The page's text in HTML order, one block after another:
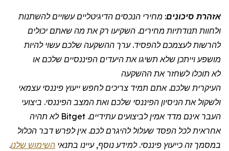
אזהרת סיכונים: מחירי הנכסים הדיגיטליים עשויים להשתנות
ולחוות תנודתיות מחירים. השקיעו רק את מה שאתם יכולים
להרשות לעצמכם להפסיד. ערך ההשקעה שלכם עשוי להיות
מושפע וייתכן שלא תשיגו את היעדים הפיננסיים שלכם או
לא תוכלו לשחזר את ההשקעה
העיקרית שלכם. אתם תמיד צריכים לחפש ייעוץ פיננסי עצמאי
ולשקול את הניסיון הפיננסי שלכם ואת המצב הפיננסי. ביצועי
העבר אינם מדד אמין לביצועים עתידיים. Bitget לא תהיה
אחראית לכל הפסד שעלול להיגרם לכם. אין לפרש דבר הכלול
במסמך זה כייעוץ פיננסי. למידע נוסף, עיינו בתנאי השימוש שלנו.